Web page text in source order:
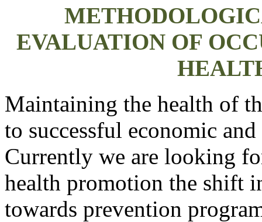
EVALUATION OF
Maintaining the health of
to successful economic
Currently we are looking
health promotion the shift
towards prevention